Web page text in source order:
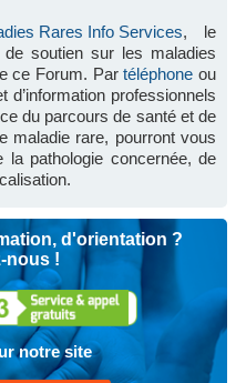
Rares Info Services, le
de soutien sur les maladies
ce Forum. Partéléphone ou
d’information professionnels
du parcours de santé et de
maladie rare, pourront vous
pathologie concernée, de
d'orientation ?
nous !
notre site